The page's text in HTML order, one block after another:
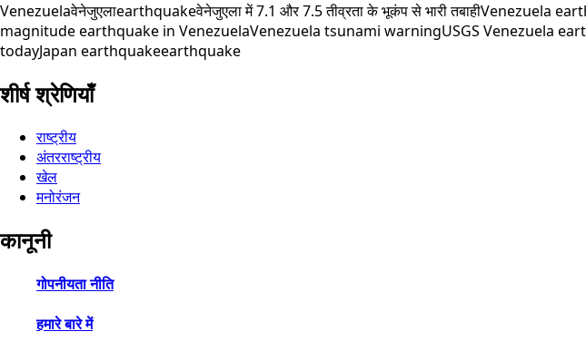
Venezuelaवेनेजुएलाearthquakeवेनेजुएला में 7.1 और 7.5 तीव्रता के भूकंप से भारी तबाहीVenezuela
magnitude earthquake in VenezuelaVenezuela tsunami warningUSGS Venezuela
todayJapan earthquakeearthquake
शीर्ष श्रेणियाँ
राष्ट्रीय
अंतरराष्ट्रीय
खेल
मनोरंजन
कानूनी
गोपनीयता नीति
हमारे बारे में